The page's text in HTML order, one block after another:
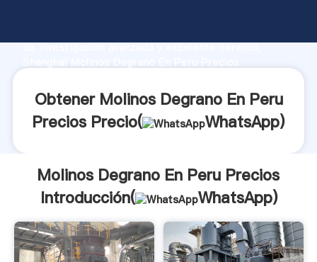
de investigación avanzada y excelente servicio,
clientes.
Obtener Molinos Degrano En Peru
Precios Precio(
WhatsApp)
Molinos Degrano En Peru Precios
Introducción(
WhatsApp)